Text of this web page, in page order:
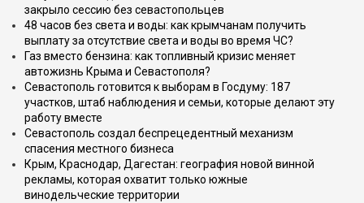
закрыло сессию без севастопольцев
48 часов без света и воды: как крымчанам получить
выплату за отсутствие света и воды во время ЧС?
Газ вместо бензина: как топливный кризис меняет
автожизнь Крыма и Севастополя?
Севастополь готовится к выборам в Госдуму: 187
участков, штаб наблюдения и семьи, которые делают эту
работу вместе
Севастополь создал беспрецедентный механизм
спасения местного бизнеса
Крым, Краснодар, Дагестан: география новой винной
рекламы, которая охватит только южные
винодельческие территории